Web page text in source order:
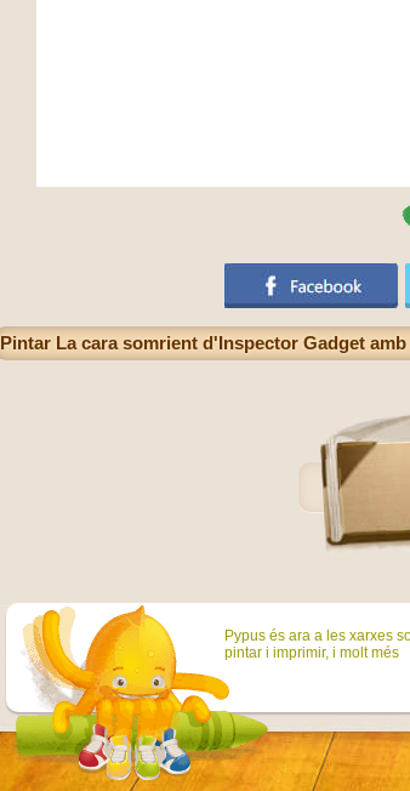
Pintar La cara somrient d'Inspector Gadget
Pypus és ara a les xarxes
pintar i imprimir, i molt més